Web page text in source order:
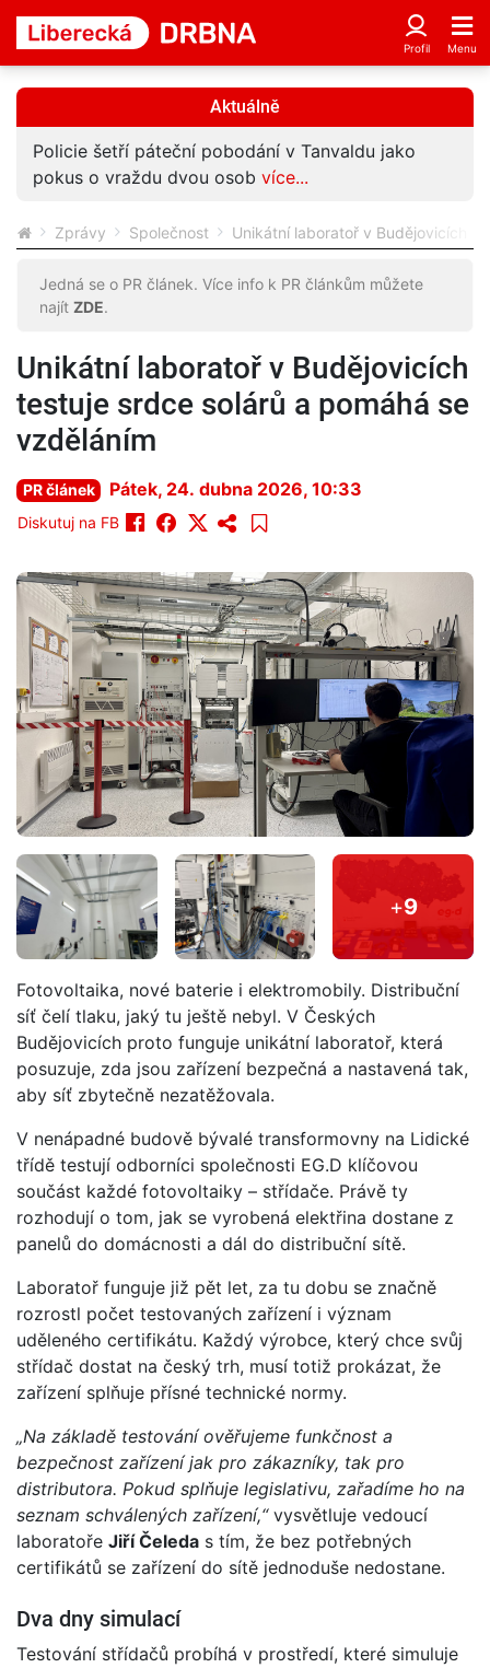
Aktuálně
Policie šetří páteční pobodání v Tanvaldu jako
pokus o vraždu dvou osob více...
Zprávy Společnost Unikátní laboratoř v Budějovicích
Jedná se o PR článek. Více info k PR článkům můžete
najít ZDE.
Unikátní laboratoř v Budějovicích
testuje srdce solárů a pomáhá se
vzděláním
PR článek Pátek, 24. dubna 2026, 10:33
Diskutuj na FB
+9
Fotovoltaika, nové baterie i elektromobily. Distribuční
síť čelí tlaku, jaký tu ještě nebyl. V Českých
Budějovicích proto funguje unikátní laboratoř, která
posuzuje, zda jsou zařízení bezpečná a nastavená tak,
aby síť zbytečně nezatěžovala.
V nenápadné budově bývalé transformovny na Lidické
třídě testují odborníci společnosti EG.D klíčovou
součást každé fotovoltaiky – střídače. Právě ty
rozhodují o tom, jak se vyrobená elektřina dostane z
panelů do domácnosti a dál do distribuční sítě.
Laboratoř funguje již pět let, za tu dobu se značně
rozrostl počet testovaných zařízení i význam
uděleného certifikátu. Každý výrobce, který chce svůj
střídač dostat na český trh, musí totiž prokázat, že
zařízení splňuje přísné technické normy.
„Na základě testování ověřujeme funkčnost a
bezpečnost zařízení jak pro zákazníky, tak pro
distributora. Pokud splňuje legislativu, zařadíme ho na
seznam schválených zařízení,“vysvětluje vedoucí
laboratoře Jiří Čeleda s tím, že bez potřebných
certifikátů se zařízení do sítě jednoduše nedostane.
Dva dny simulací
Testování střídačů probíhá v prostředí, které simuluje